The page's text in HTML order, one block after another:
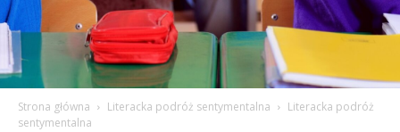
Strona główna Literacka podróż sentymentalna
Literacka podróż
sentymentalna